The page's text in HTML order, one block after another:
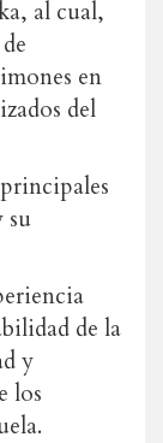
al cual,
en
del
su
de la
y
los